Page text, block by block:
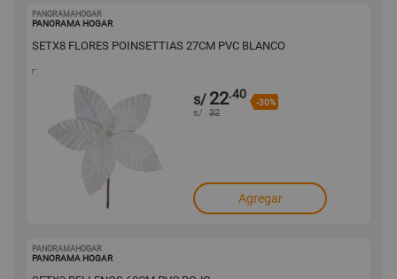
PANORAMAHOGAR
PANORAMA HOGAR
SETX8 FLORES POINSETTIAS 27CM PVC BLANCO
s/ 22.40
-30%
s/ 32
Agregar
PANORAMAHOGAR
PANORAMA HOGAR